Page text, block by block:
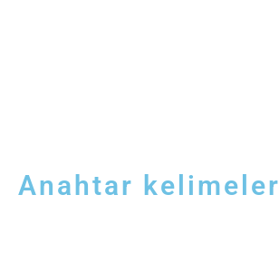
Anahtar kelimeler